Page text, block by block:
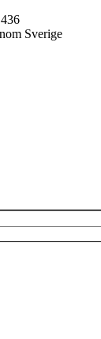
Sverige